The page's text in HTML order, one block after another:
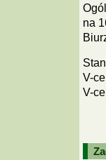
na
V-
V-